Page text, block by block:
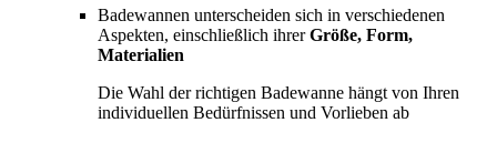
Badewannen unterscheiden sich in verschiedenen
Aspekten, einschließlich ihrerGröße, Form,
Materialien
Die Wahl der richtigen Badewanne hängt von Ihren
individuellen Bedürfnissen und Vorlieben ab